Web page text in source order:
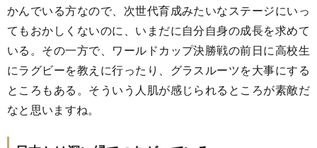
かんでいる方なので、次世代育成みたいなステージにいっ
てもおかしくないのに、いまだに自分自身の成長を求めて
いる。その一方で、ワールドカップ決勝戦の前日に高校生
にラグビーを教えに行ったり、グラスルーツを大事にする
ところもある。そういう人肌が感じられるところが素敵だ
なと思いますね。